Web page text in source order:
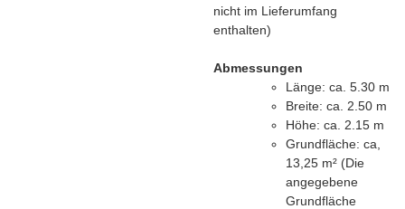
nicht im Lieferumfang
enthalten)
Abmessungen
Länge: ca. 5.30 m
Breite: ca. 2.50 m
Höhe: ca. 2.15 m
Grundfläche: ca,
13,25 m² (Die
angegebene
Grundfläche